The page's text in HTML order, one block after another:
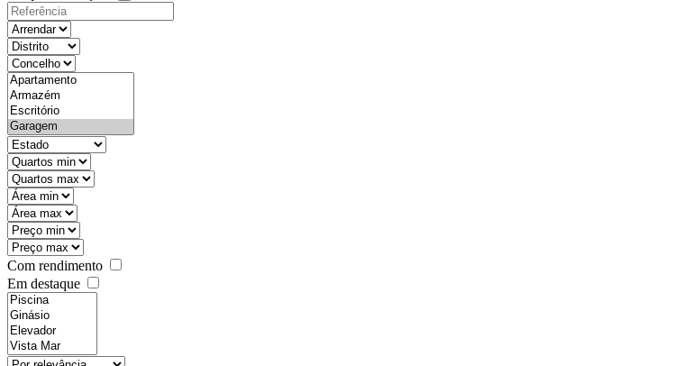
objective
districtId
countyId
types
state
mintypo
maxtypo
minarea
maxarea
minprice
maxprice
Com rendimento
Em destaque
features